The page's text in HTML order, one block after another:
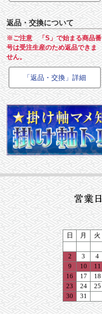
返品・交換について
※ご注意 「S」で始まる商品番
号は受注生産のため返品できま
せん。
「返品・交換」詳細